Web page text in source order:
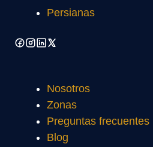
Persianas
Nosotros
Zonas
Preguntas frecuentes
Blog